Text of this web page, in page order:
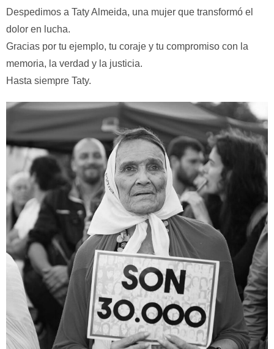
Despedimos a Taty Almeida, una mujer que transformó el
dolor en lucha.
Gracias por tu ejemplo, tu coraje y tu compromiso con la
memoria, la verdad y la justicia.
Hasta siempre Taty.